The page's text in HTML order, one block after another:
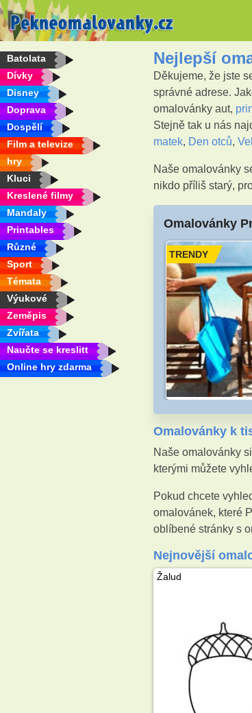
Batolata
Dívky
Disney
Doprava
Dospělí
Film a televize
hry
Kluci
Kreslené filmy
Mandaly
Printables
Různé
Sport
Témata
Výukové
Zeměpis
Zvířata
Naučte se kreslitt
Online hry zdarma
Nejlepší
Děkujeme, že jste
správné adrese.
omalovánky aut,
Stejně tak u nás
matek, Den otců,
Naše omalovánky
nikdo příliš starý,
Omalovánky
TRENDY
Omalovánky k
Naše omalovánky
kterými můžete
Pokud chcete
omalovánek, které
oblíbené stránky s
Nejnovější
Žalud